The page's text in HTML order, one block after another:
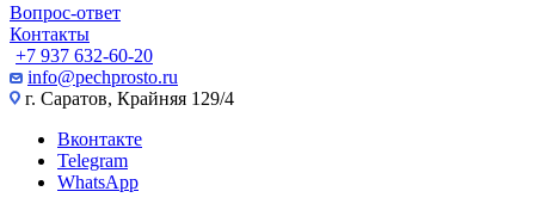
Вопрос-ответ
Контакты
+7 937 632-60-20
info@pechprosto.ru
г. Саратов, Крайняя 129/4
Вконтакте
Telegram
WhatsApp